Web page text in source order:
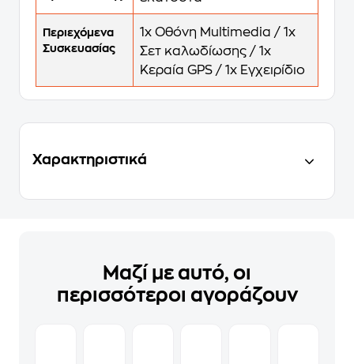
Περιεχόμενα
Συσκευασίας
1x Οθόνη Multimedia / 1x
Σετ καλωδίωσης / 1x
Κεραία GPS / 1x Εγχειρίδιο
Χαρακτηριστικά
Μαζί με αυτό, οι
περισσότεροι αγοράζουν